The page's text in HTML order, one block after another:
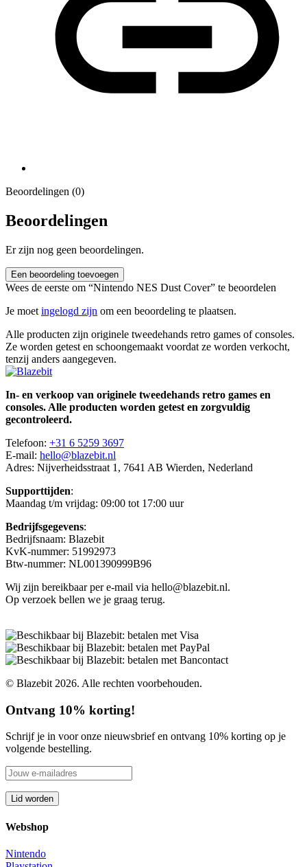
Beoordelingen (0)
Beoordelingen
Er zijn nog geen beoordelingen.
Een beoordeling toevoegen
Wees de eerste om “Nintendo NES Dust Cover” te beoordelen
Je moet ingelogd zijn om een beoordeling te plaatsen.
Alle producten zijn originele tweedehands retro games of consoles.
Ze worden getest en schoongemaakt voordat ze worden verkocht,
tenzij anders aangegeven.
In- en verkoop van originele tweedehands retro games en
consoles. Alle producten worden getest en zorgvuldig
gecontroleerd.
Telefoon: +31 6 5259 3697
E-mail: hello@blazebit.nl
Adres: Nijverheidsstraat 1, 7641 AB Wierden, Nederland
Supporttijden:
Maandag t/m vrijdag: 09:00 tot 17:00 uur
Bedrijfsgegevens:
Bedrijfsnaam: Blazebit
KvK-nummer: 51992973
Btw-nummer: NL001390999B96
Wij zijn bereikbaar per e-mail via hello@blazebit.nl.
Op verzoek bellen we je graag terug.
© Blazebit 2026. Alle rechten voorbehouden.
Ontvang 10% korting!
Schrijf je in voor onze nieuwsbrief en ontvang 10% korting op je
volgende bestelling.
Webshop
Nintendo